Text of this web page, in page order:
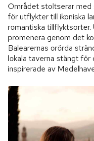
Området stoltserar med
för utflykter till ikoniska
romantiska
promenera genom det
Balearernas orörda
lokala taverna stängt
inspirerade av